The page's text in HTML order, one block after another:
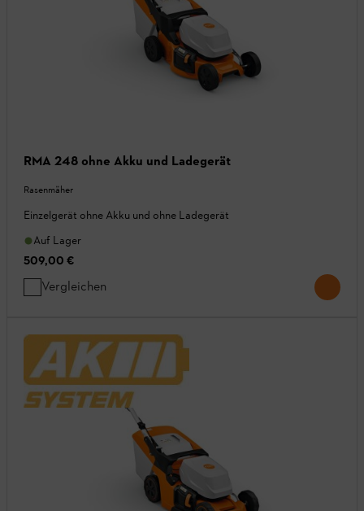
RMA 248 ohne Akku und Ladegerät
Rasenmäher
Einzelgerät ohne Akku und ohne Ladegerät
Auf Lager
509,00 €
Vergleichen